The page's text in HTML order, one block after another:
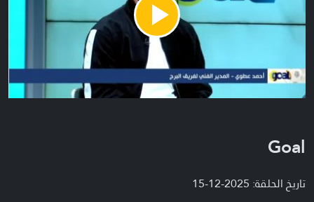
Play
Video
Goal
تاريخ الحلقة: 2025-12-15